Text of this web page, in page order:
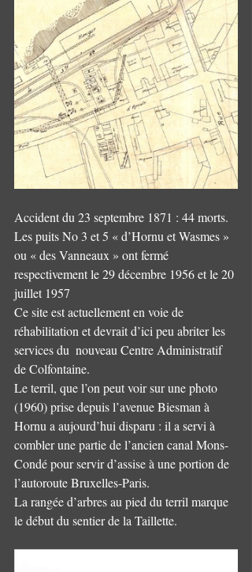
Accident du 23 septembre 1871 : 44 morts.
Les puits No 3 et 5 « d’Hornu et Wasmes »
ou « des Vanneaux » ont fermé
respectivement le 29 décembre 1956 et le 20
juillet 1957
Ce site est actuellement en voie de
réhabilitation et devrait d’ici peu abriter les
services du  nouveau Centre Administratif
de Colfontaine.
Le terril, que l’on peut voir sur une photo
(1960) prise depuis l’avenue Biesman à
Hornu a aujourd’hui disparu : il a servi à
combler une partie de l’ancien canal Mons-
Condé pour servir d’assise à une portion de
l’autoroute Bruxelles-Paris.
La rangée d’arbres au pied du terril marque
le début du sentier de la Taillette.